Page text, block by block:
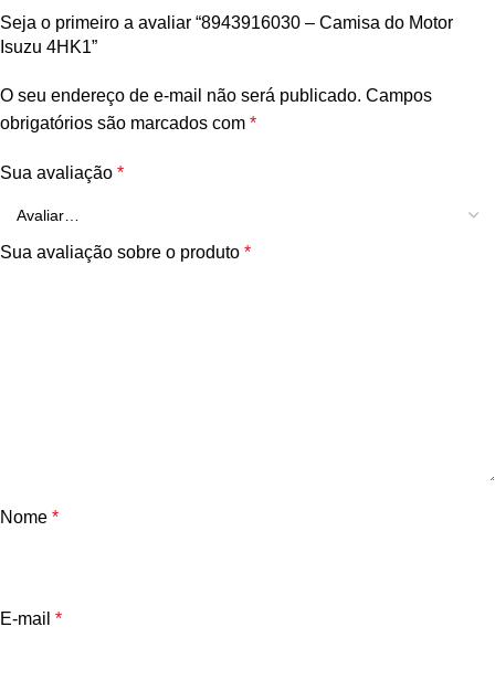
Seja o primeiro a avaliar “8943916030 – Camisa do Motor
Isuzu 4HK1”
O seu endereço de e-mail não será publicado. Campos
obrigatórios são marcados com *
Sua avaliação *
Sua avaliação sobre o produto *
Nome *
E-mail *